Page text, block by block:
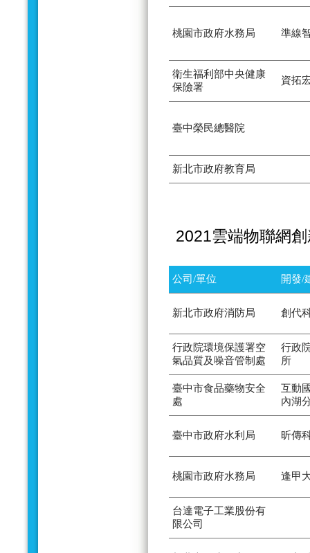
桃園市政府水務局 準線
衛生福利部中央健康
保險署
資拓
臺中榮民總醫院
新北市政府教育局
2021雲端物聯網
公司/單位 開發/
新北市政府消防局 創代
行政院環境保護署空
氣品質及噪音管制處
行政
所
臺中市食品藥物安全
處
互動
內湖
臺中市政府水利局 昕傳
桃園市政府水務局 逢甲
台達電子工業股份有
限公司